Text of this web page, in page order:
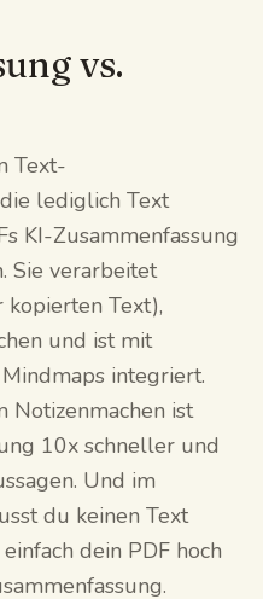
vs.
Text-
lediglich Text
KI-Zusammenfassung
Sie verarbeitet
kopierten Text),
und ist mit
integriert.
Notizenmachen ist
10x schneller und
Und im
du keinen Text
dein PDF hoch